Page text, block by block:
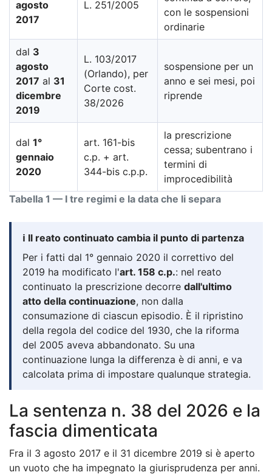
Tabella 1 — I tre regimi e la data che li separa
agosto
2017
L. 251/2005
con le sospensioni
ordinarie
dal 3
agosto
2017 al 31
dicembre
2019
L. 103/2017
(Orlando), per
Corte cost.
38/2026
sospensione per un
anno e sei mesi, poi
riprende
dal 1°
gennaio
2020
art. 161-bis
c.p. + art.
344-bis c.p.p.
la prescrizione
cessa; subentrano i
termini di
improcedibilità
ℹ️ Il reato continuato cambia il punto di partenza
Per i fatti dal 1° gennaio 2020 il correttivo del
2019 ha modificato l'art. 158 c.p.: nel reato
continuato la prescrizione decorre dall'ultimo
atto della continuazione, non dalla
consumazione di ciascun episodio. È il ripristino
della regola del codice del 1930, che la riforma
del 2005 aveva abbandonato. Su una
continuazione lunga la differenza è di anni, e va
calcolata prima di impostare qualunque strategia.
La sentenza n. 38 del 2026 e la
fascia dimenticata
Fra il 3 agosto 2017 e il 31 dicembre 2019 si è aperto
un vuoto che ha impegnato la giurisprudenza per anni.